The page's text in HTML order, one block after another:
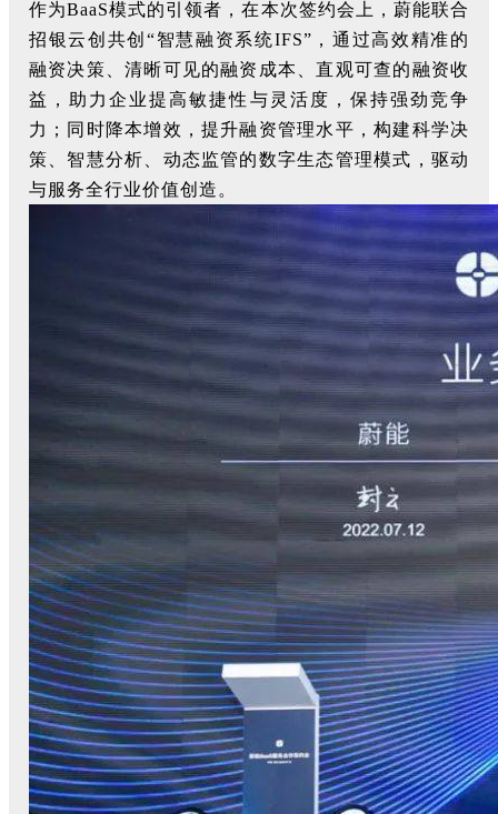
作为BaaS模式的引领者，在本次签约会上，蔚能联合
招银云创共创“智慧融资系统IFS”，通过高效精准的
融资决策、清晰可见的融资成本、直观可查的融资收
益，助力企业提高敏捷性与灵活度，保持强劲竞争
力；同时降本增效，提升融资管理水平，构建科学决
策、智慧分析、动态监管的数字生态管理模式，驱动
与服务全行业价值创造。